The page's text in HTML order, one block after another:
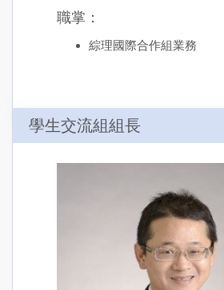
職掌：
綜理國際合作組業務
學生交流組組長